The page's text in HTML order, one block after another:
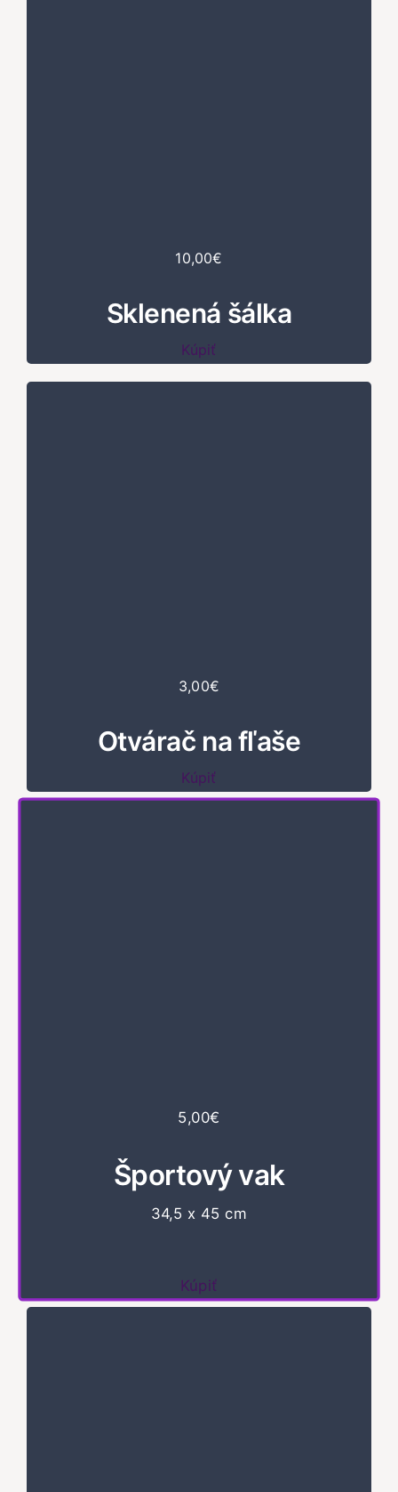
10,00€
Sklenená šálka
Kúpiť
3,00€
Otvárač na fľaše
Kúpiť
5,00€
Športový vak
34,5 x 45 cm
Kúpiť